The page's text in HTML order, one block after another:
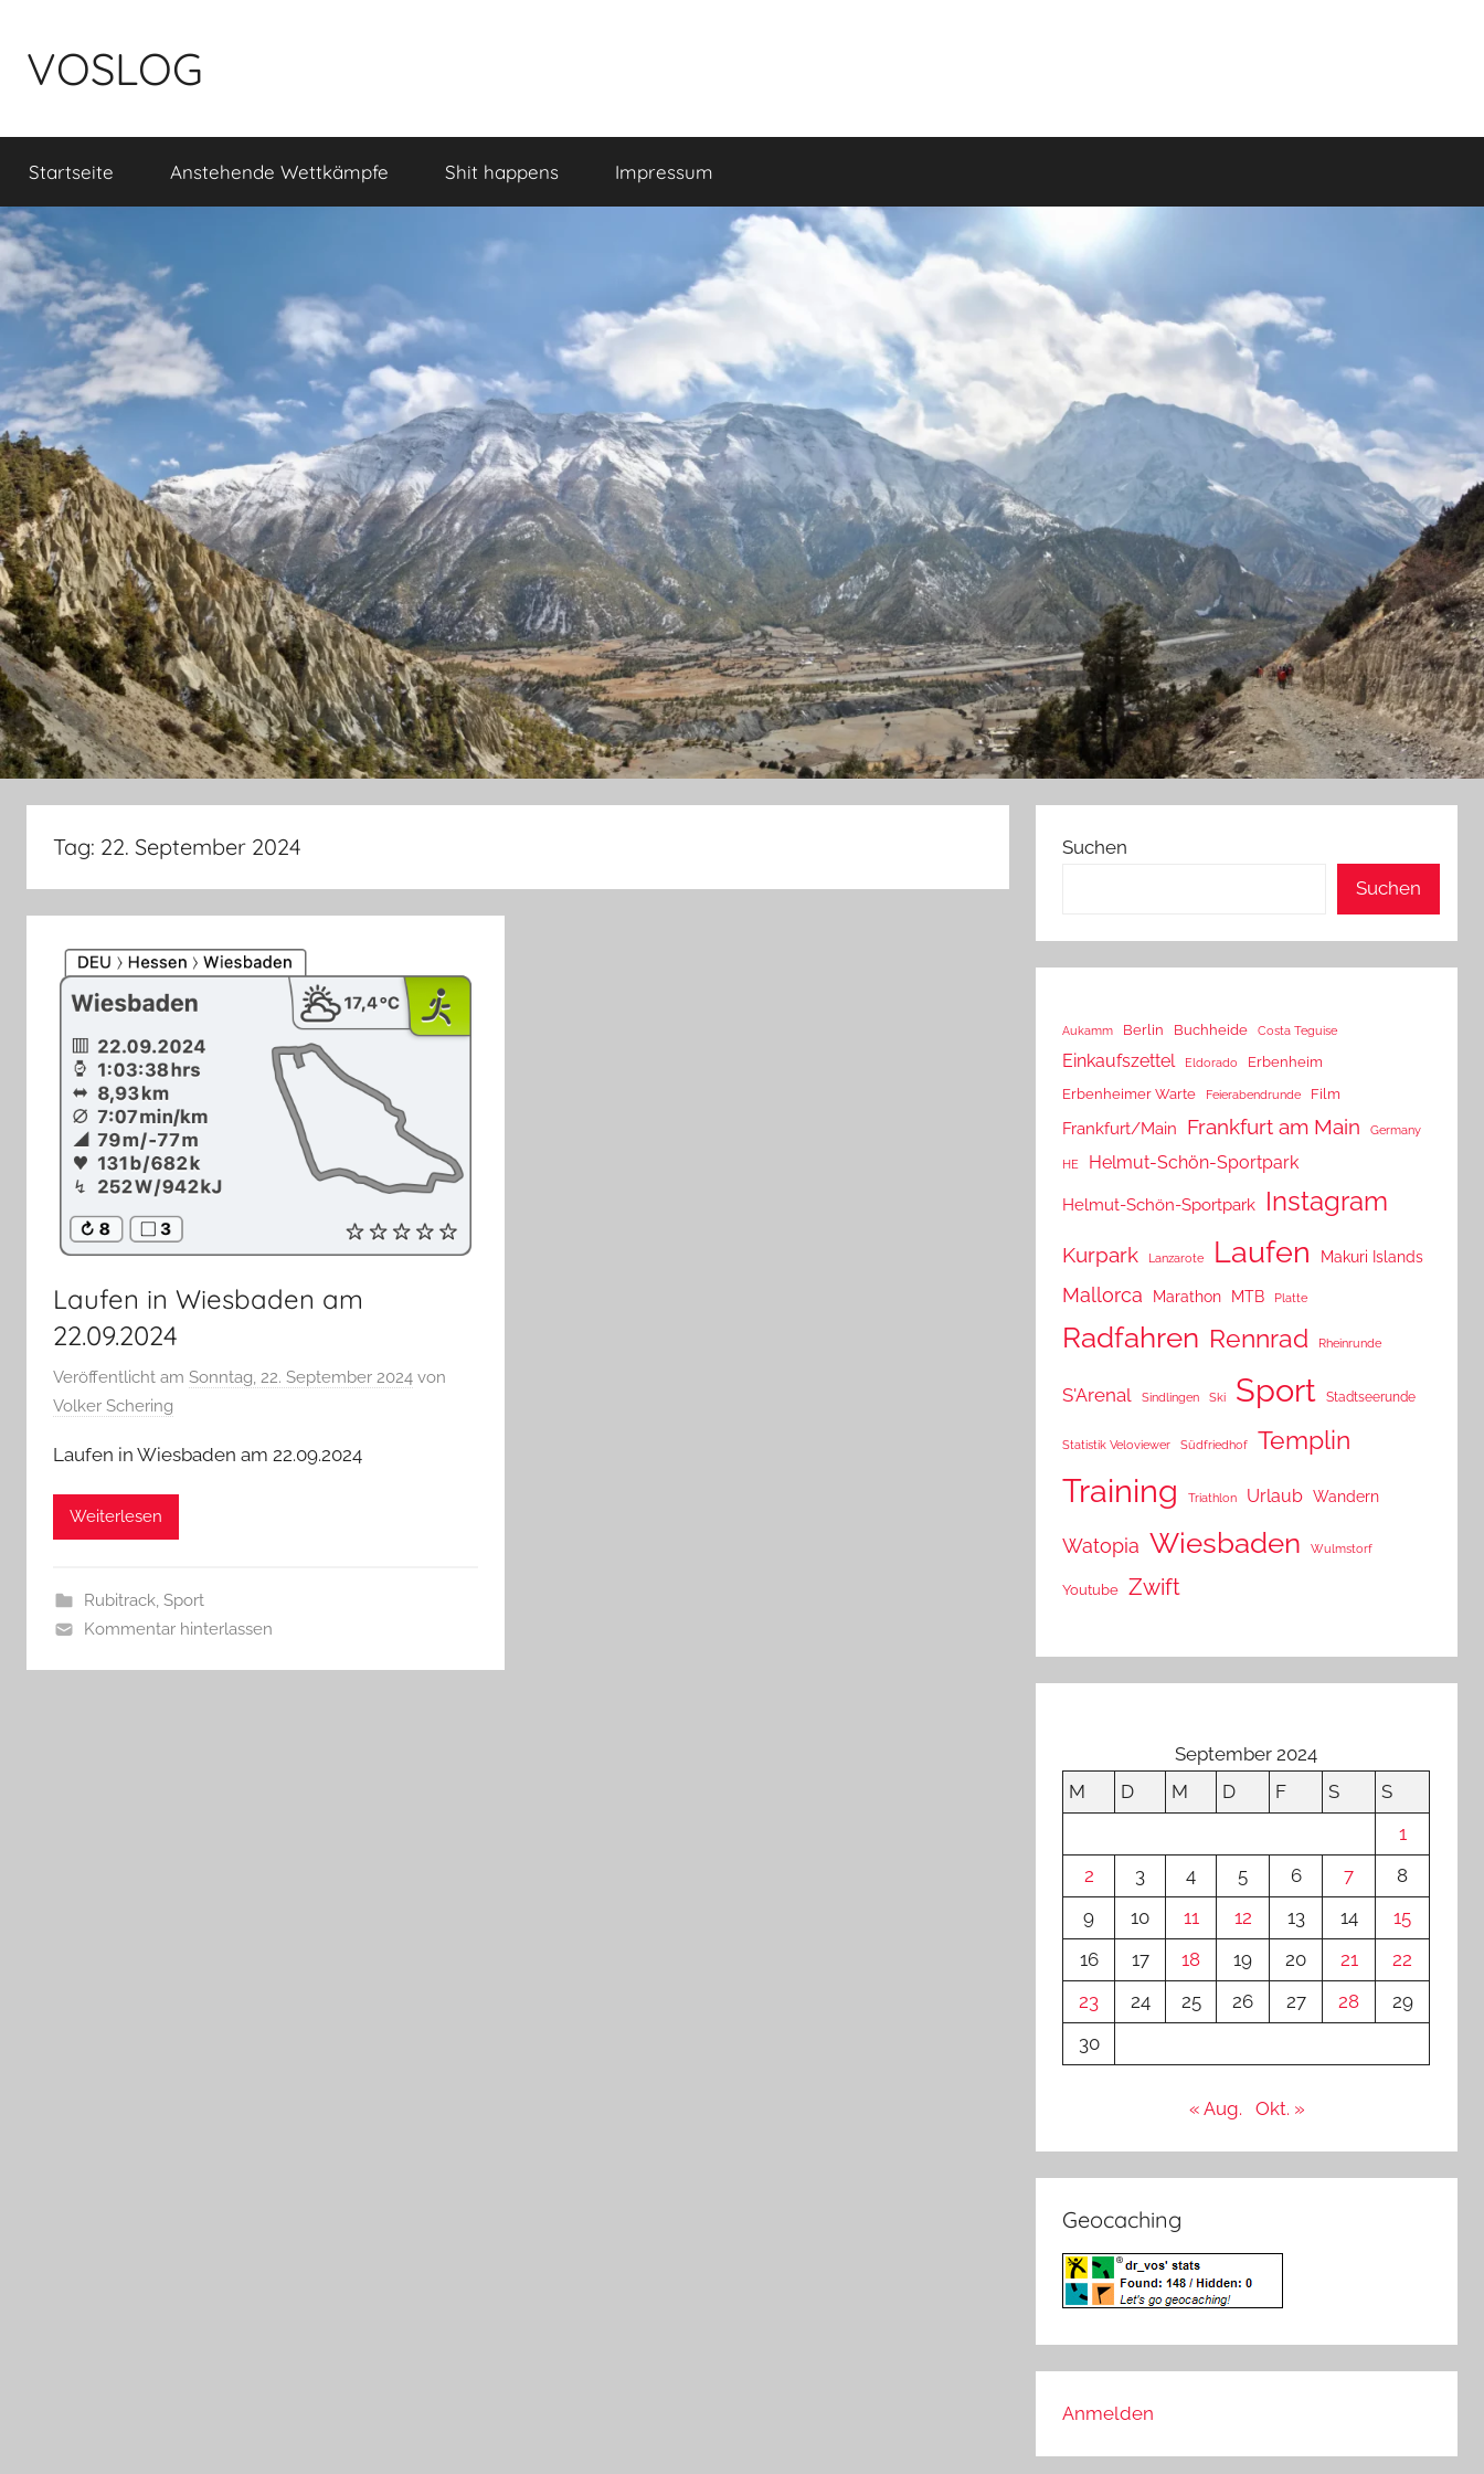
springen
VOSLOG
Startseite Anstehende Wettkämpfe Shit happens Impressum
Tag: 22. September 2024
Laufen in Wiesbaden am
22.09.2024
Veröffentlicht am Sonntag, 22. September 2024 von
Volker Schering
Laufen in Wiesbaden am 22.09.2024
Weiterlesen
Rubitrack, Sport
Kommentar hinterlassen
Suchen
Suchen
Aukamm Berlin Buchheide Costa Teguise
Einkaufszettel Eldorado
Erbenheim
Erbenheimer Warte
Feierabendrunde Film
Frankfurt/Main Frankfurt am Main Germany
HE Helmut-Schön-Sportpark
Helmut-Schön-Sportpark Instagram
Kurpark Lanzarote Laufen Makuri Islands
Mallorca Marathon MTB Platte
Radfahren Rennrad Rheinrunde
S'Arenal Sindlingen Ski Sport Stadtseerunde
Statistik Veloviewer Südfriedhof Templin
Training Triathlon Urlaub Wandern
Watopia Wiesbaden Wulmstorf
Youtube Zwift
September 2024
M
D M D F S
S
1
2
3 4 5 6 7
8
9
10 11 12 13 14
15
16
17 18 19 20 21
22
23
24 25 26 27 28
29
30
« Aug. Okt. »
Geocaching
Anmelden